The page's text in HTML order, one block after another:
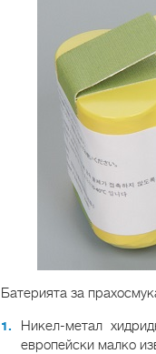
Батерията за
Никел-метал
европейски малко